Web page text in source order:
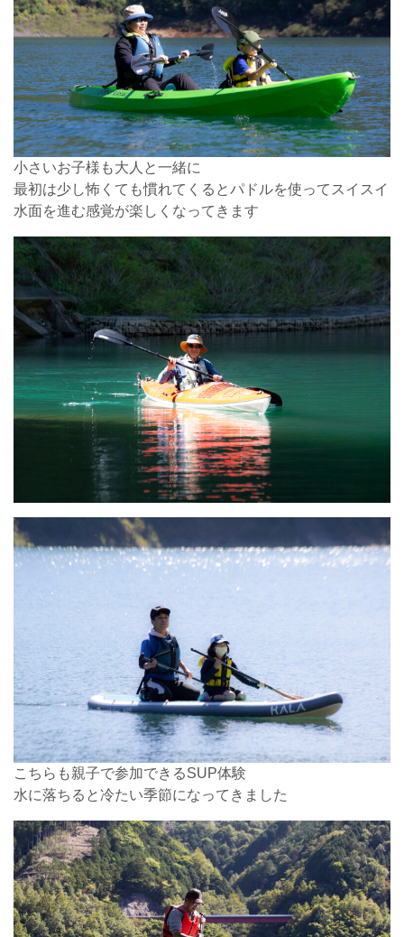
小さいお子様も大人と一緒に
最初は少し怖くても慣れてくるとパドルを使ってスイスイ
水面を進む感覚が楽しくなってきます
こちらも親子で参加できるSUP体験
水に落ちると冷たい季節になってきました